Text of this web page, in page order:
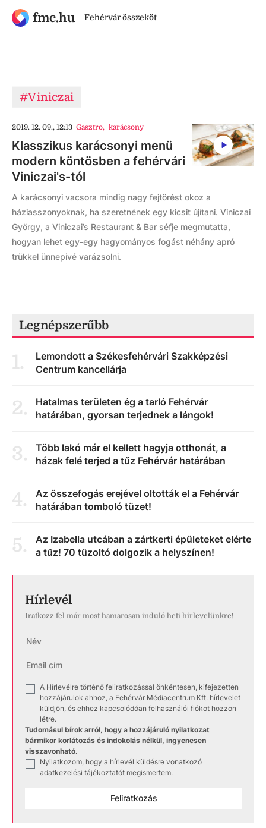
fmc.hu Fehérvár összeköt
#Viniczai
2019. 12. 09., 12:13 Gasztro, karácsony
Klasszikus karácsonyi menü
modern köntösben a fehérvári
Viniczai's-tól
A karácsonyi vacsora mindig nagy fejtörést okoz a
háziasszonyoknak, ha szeretnének egy kicsit újítani. Viniczai
György, a Viniczai’s Restaurant & Bar séfje megmutatta,
hogyan lehet egy-egy hagyományos fogást néhány apró
trükkel ünnepivé varázsolni.
Legnépszerűbb
1.
Lemondott a Székesfehérvári Szakképzési
Centrum kancellárja
2.
Hatalmas területen ég a tarló Fehérvár
határában, gyorsan terjednek a lángok!
3.
Több lakó már el kellett hagyja otthonát, a
házak felé terjed a tűz Fehérvár határában
4.
Az összefogás erejével oltották el a Fehérvár
határában tomboló tüzet!
5.
Az Izabella utcában a zártkerti épületeket elérte
a tűz! 70 tűzoltó dolgozik a helyszínen!
Hírlevél
Iratkozz fel már most hamarosan induló heti hírlevelünkre!
A Hírlevélre történő feliratkozással önkéntesen, kifejezetten
hozzájárulok ahhoz, a Fehérvár Médiacentrum Kft. hírlevelet
küldjön, és ehhez kapcsolódóan felhasználói fiókot hozzon
létre.
Tudomásul bírok arról, hogy a hozzájáruló nyilatkozat
bármikor korlátozás és indokolás nélkül, ingyenesen
visszavonható.
Nyilatkozom, hogy a hírlevél küldésre vonatkozó
adatkezelési tájékoztatót megismertem.
Feliratkozás